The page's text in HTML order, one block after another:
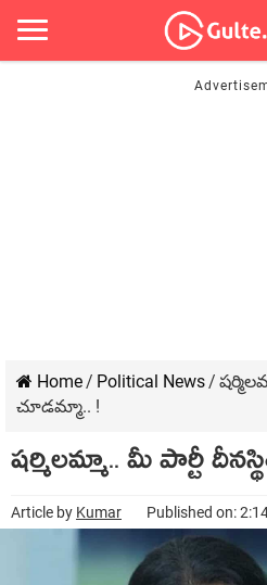
Home/ Political News/
చూడ‌మ్మా.. !
ష‌ర్మిలమ్మా.. మీ పార్టీ
Article by Kumar Published on: